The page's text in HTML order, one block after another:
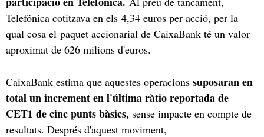
Telefónica cotitzava en els 4,34 euros per acció, per la
qual cosa el paquet accionarial de CaixaBank té un valor
aproximat de 626 milions d'euros.
CaixaBank estima que aquestes operacions suposaran en
total un increment en l'última ràtio reportada de
CET1 de cinc punts bàsics, sense impacte en compte de
resultats. Després d'aquest moviment,